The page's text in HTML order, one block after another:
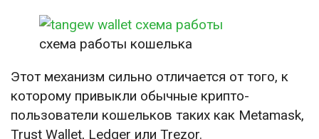
схема работы кошелька
Этот механизм сильно отличается от того, к
которому привыкли обычные крипто-
пользователи кошельков таких как Metamask,
Trust Wallet, Ledger или Trezor.